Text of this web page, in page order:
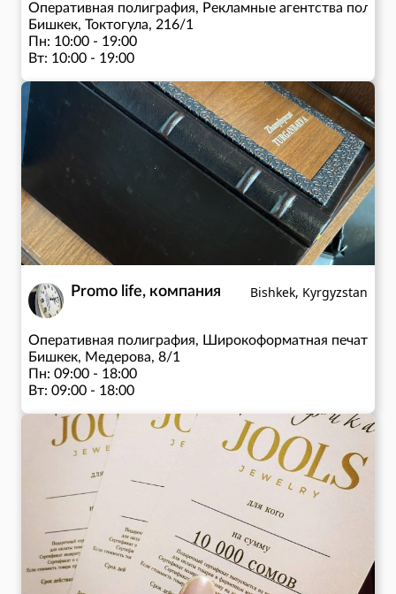
Оперативная полиграфия, Рекламные агентства
Бишкек, Токтогула, 216/1
Пн: 10:00 - 19:00
Вт: 10:00 - 19:00
Чт: 10:00 - 19:00
Пт: 10:00 - 19:00
Сб: 10:00 - 14:00
Promo life, компания Bishkek, Kyrgyzstan
Оперативная полиграфия, Широкоформатная печать,
Бишкек, Медерова, 8/1
Пн: 09:00 - 18:00
Вт: 09:00 - 18:00
Чт: 09:00 - 18:00
Пт: 09:00 - 18:00
Сб: 09:00 - 15:00